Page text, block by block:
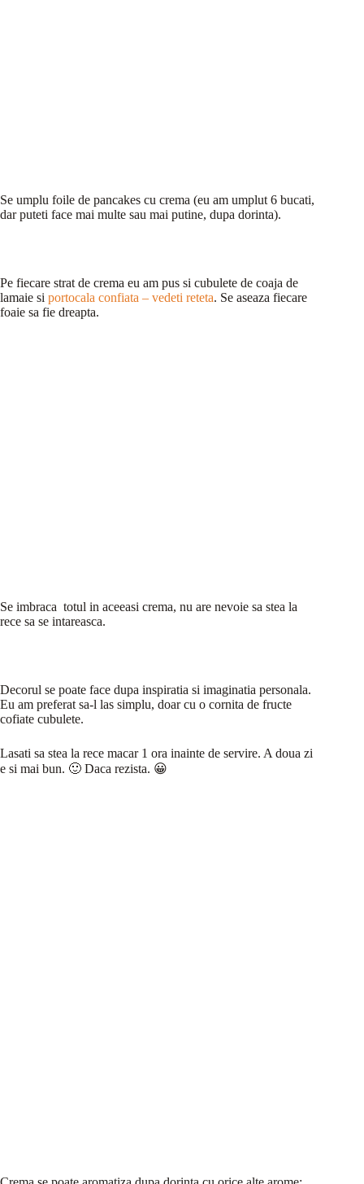
Se umplu foile de pancakes cu crema (eu am umplut 6 bucati,
dar puteti face mai multe sau mai putine, dupa dorinta).
Pe fiecare strat de crema eu am pus si cubulete de coaja de
lamaie si portocala confiata – vedeti reteta. Se aseaza fiecare
foaie sa fie dreapta.
Se imbraca totul in aceeasi crema, nu are nevoie sa stea la
rece sa se intareasca.
Decorul se poate face dupa inspiratia si imaginatia personala.
Eu am preferat sa-l las simplu, doar cu o cornita de fructe
cofiate cubulete.
Lasati sa stea la rece macar 1 ora inainte de servire. A doua zi
e si mai bun. 🙂 Daca rezista. 😀